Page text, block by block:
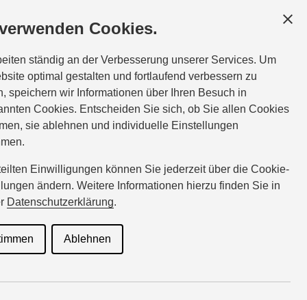
Cookies.
ständig an der Verbesserung unserer Services. Um
optimal gestalten und fortlaufend verbessern zu
speichern wir Informationen über Ihren Besuch in
Cookies. Entscheiden Sie sich, ob Sie allen Cookies
sie ablehnen und individuelle Einstellungen
Einwilligungen können Sie jederzeit über die Cookie-
ändern. Weitere Informationen hierzu finden Sie in
Datenschutzerklärung.
Ablehnen
autohaus-schoettle@suzuki-handel.de
für